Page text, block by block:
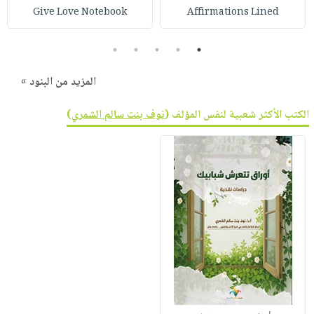
Affirmations Lined
Give Love Notebook
1
2
3
4
5
المزيد من البنود »
الكتب الأكثر شعبية لنفس المؤلف (نوف بنت سالم الشمري)